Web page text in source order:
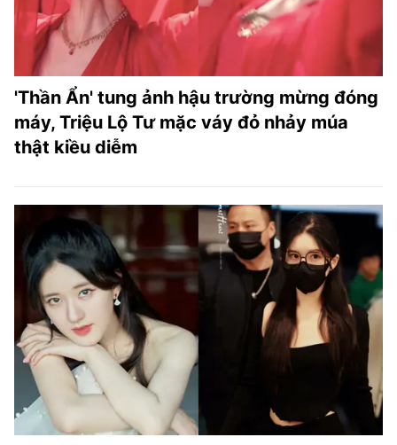
'Thần Ẩn' tung ảnh hậu trường mừng đóng
máy, Triệu Lộ Tư mặc váy đỏ nhảy múa
thật kiều diễm